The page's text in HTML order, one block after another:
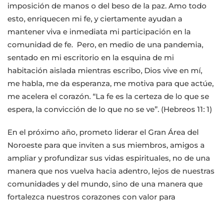
imposición de manos o del beso de la paz. Amo todo
esto, enriquecen mi fe, y ciertamente ayudan a
mantener viva e inmediata mi participación en la
comunidad de fe. Pero, en medio de una pandemia,
sentado en mi escritorio en la esquina de mi
habitación aislada mientras escribo, Dios vive en mí,
me habla, me da esperanza, me motiva para que actúe,
me acelera el corazón. “La fe es la certeza de lo que se
espera, la convicción de lo que no se ve”. (Hebreos 11: 1)
En el próximo año, prometo liderar el Gran Área del
Noroeste para que inviten a sus miembros, amigos a
ampliar y profundizar sus vidas espirituales, no de una
manera que nos vuelva hacia adentro, lejos de nuestras
comunidades y del mundo, sino de una manera que
fortalezca nuestros corazones con valor para